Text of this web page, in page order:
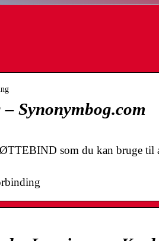
Synonymbog.com
som du kan bruge til